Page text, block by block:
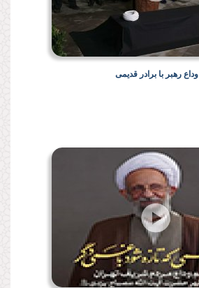
وداع رهبر با برادر قدیمی